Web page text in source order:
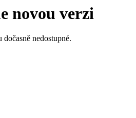
novou verzi
nedostupné.